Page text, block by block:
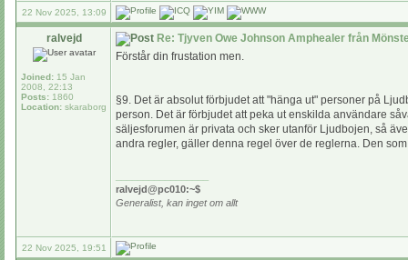
22 Nov 2025, 13:09
ralvejd
Joined: 15 Jan
2008, 22:13
Posts: 1860
Location: skaraborg
Re: Tjyven Owe Johnson Amphealer från
Förstår din frustation men.
§9. Det är absolut förbjudet att "hänga ut" personer på
person. Det är förbjudet att peka ut enskilda användare
säljesforumen är privata och sker utanför Ljudbojen, så
andra regler, gäller denna regel över de reglerna. Den
ralvejd@pc010:~$
Generalist, kan inget om allt
22 Nov 2025, 19:51